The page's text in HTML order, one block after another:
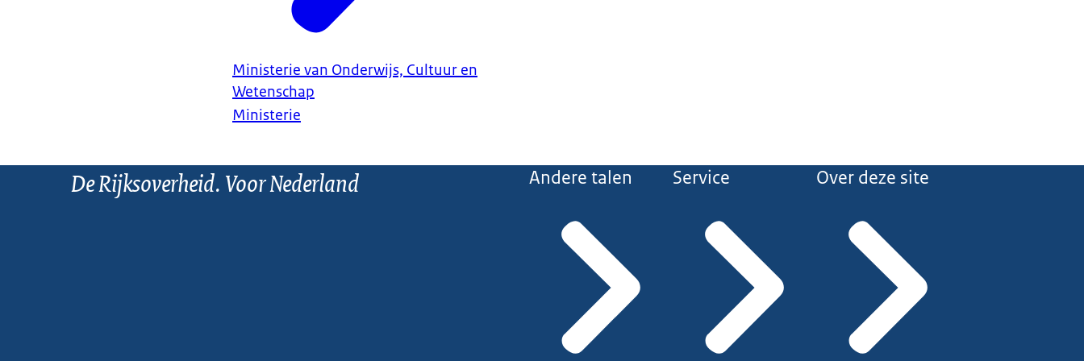
Ministerie van Onderwijs, Cultuur en
Wetenschap
Ministerie
De Rijksoverheid. Voor Nederland Andere talen Service Over deze site